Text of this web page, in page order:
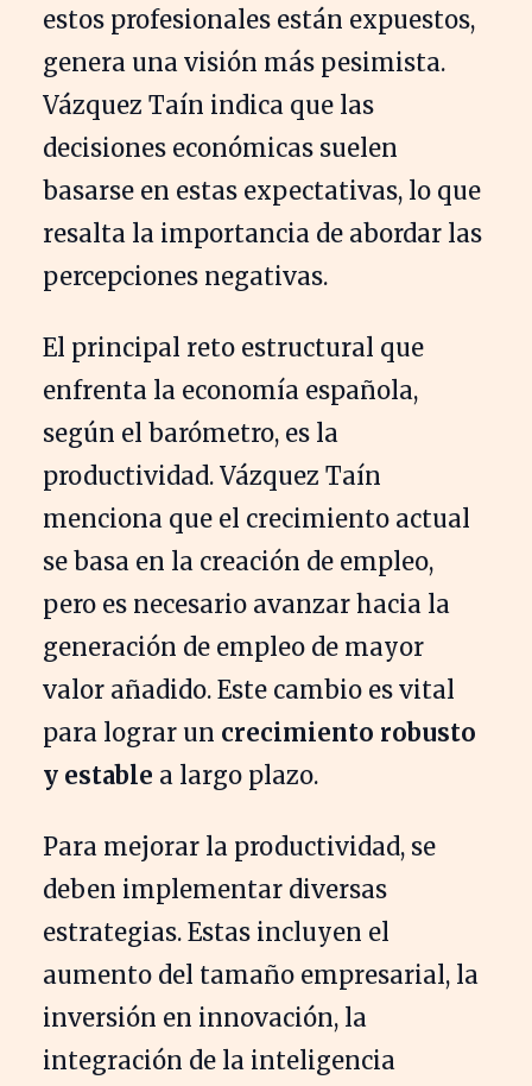
estos profesionales están expuestos,
genera una visión más pesimista.
Vázquez Taín indica que las
decisiones económicas suelen
basarse en estas expectativas, lo que
resalta la importancia de abordar las
percepciones negativas.
El principal reto estructural que
enfrenta la economía española,
según el barómetro, es la
productividad. Vázquez Taín
menciona que el crecimiento actual
se basa en la creación de empleo,
pero es necesario avanzar hacia la
generación de empleo de mayor
valor añadido. Este cambio es vital
para lograr un crecimiento robusto
y estable a largo plazo.
Para mejorar la productividad, se
deben implementar diversas
estrategias. Estas incluyen el
aumento del tamaño empresarial, la
inversión en innovación, la
integración de la inteligencia